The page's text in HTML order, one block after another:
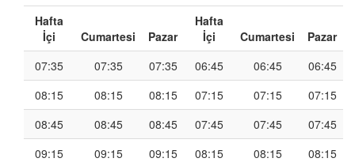
Hafta
İçi
Cumartesi Pazar
Hafta
İçi
Cumartesi
Pazar
07:35
07:35 07:35 06:45 06:45
06:45
08:15
08:15 08:15 07:15 07:15
07:15
08:45
08:45 08:45 07:45 07:45
07:45
09:15
09:15 09:15 08:15 08:15
08:15